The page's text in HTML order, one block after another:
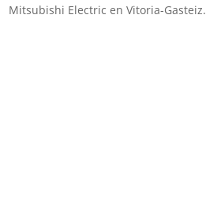
Mitsubishi Electric en Vitoria-Gasteiz.